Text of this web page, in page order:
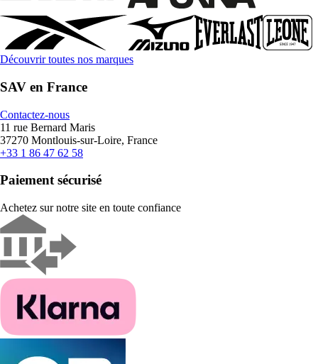
Découvrir toutes nos marques
SAV en France
Contactez-nous
11 rue Bernard Maris
37270 Montlouis-sur-Loire, France
+33 1 86 47 62 58
Paiement sécurisé
Achetez sur notre site en toute confiance